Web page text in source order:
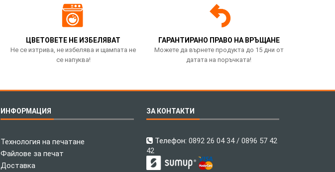
ЦВЕТОВЕТЕ НЕ ИЗБЕЛЯВАТ
Не се изтрива, не избелява и щампата не
се напуква!
ГАРАНТИРАНО ПРАВО НА ВРЪЩАНЕ
Можете да върнете продукта до 15 дни от
датата на поръчката!
ИНФОРМАЦИЯ
Технология на печатане
Файлове за печат
Доставка
ЗА КОНТАКТИ
Телефон: 0892 26 04 34 / 0896 57 42
42